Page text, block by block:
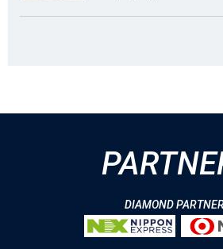
DIAMOND